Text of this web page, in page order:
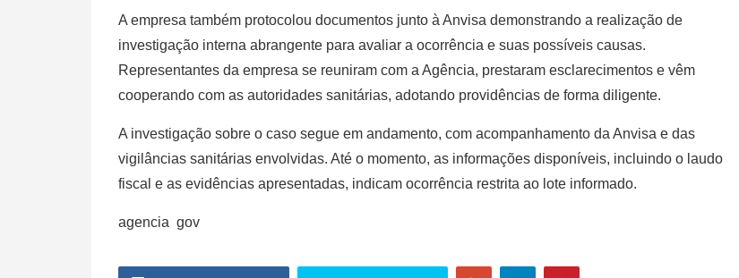
A empresa também protocolou documentos junto à Anvisa demonstrando a realização de
investigação interna abrangente para avaliar a ocorrência e suas possíveis causas.
Representantes da empresa se reuniram com a Agência, prestaram esclarecimentos e vêm
cooperando com as autoridades sanitárias, adotando providências de forma diligente.
A investigação sobre o caso segue em andamento, com acompanhamento da Anvisa e das
vigilâncias sanitárias envolvidas. Até o momento, as informações disponíveis, incluindo o laudo
fiscal e as evidências apresentadas, indicam ocorrência restrita ao lote informado.
agencia gov